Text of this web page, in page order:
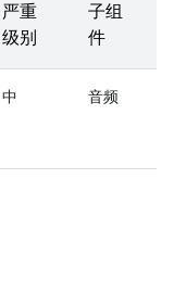
严重
级别
子组
件
中 音频